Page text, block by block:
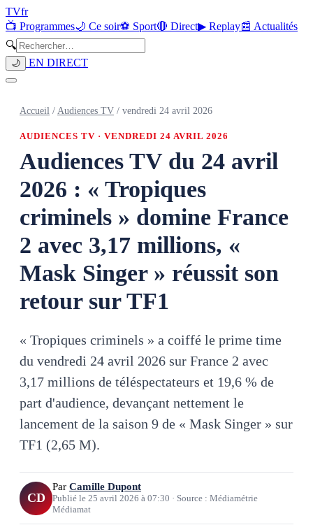
TVfr
📺 Programmes🌙 Ce soir⚽ Sport🔴 Direct▶ Replay📰 Actualités
🔍
🌙 EN DIRECT
Accueil / Audiences TV / vendredi 24 avril 2026
AUDIENCES TV · VENDREDI 24 AVRIL 2026
Audiences TV du 24 avril
2026 : « Tropiques
criminels » domine France
2 avec 3,17 millions, «
Mask Singer » réussit son
retour sur TF1
« Tropiques criminels » a coiffé le prime time
du vendredi 24 avril 2026 sur France 2 avec
3,17 millions de téléspectateurs et 19,6 % de
part d'audience, devançant nettement le
lancement de la saison 9 de « Mask Singer » sur
TF1 (2,65 M).
CD
ParCamille Dupont
Publié le25 avril 2026 à07:30 · Source : Médiamétrie
Médiamat